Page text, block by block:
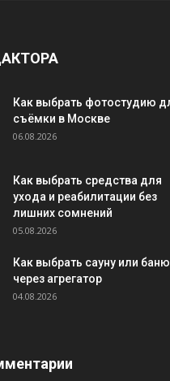
Как выбрать фотостудию
съёмки в Москве
06.08.2026
Как выбрать средства для
ухода и реабилитации без
лишних сомнений
05.08.2026
Как выбрать сауну или баню
через агрегатор
04.08.2026